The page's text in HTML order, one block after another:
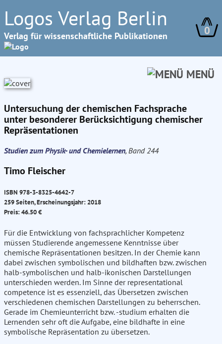
Logos Verlag Berlin
Verlag für wissenschaftliche Publikationen 0
MENÜ
Untersuchung der chemischen Fachsprache
unter besonderer Berücksichtigung chemischer
Repräsentationen
Studien zum Physik- und Chemielernen, Band 244
Timo Fleischer
ISBN 978-3-8325-4642-7
259 Seiten, Erscheinungsjahr: 2018
Preis: 46.50 €
Für die Entwicklung von fachsprachlicher Kompetenz
müssen Studierende angemessene Kenntnisse über
chemische Repräsentationen besitzen. In der Chemie kann
dabei zwischen symbolischen und bildhaften bzw. zwischen
halb-symbolischen und halb-ikonischen Darstellungen
unterschieden werden. Im Sinne der representational
competence ist es essenziell, das Übersetzen zwischen
verschiedenen chemischen Darstellungen zu beherrschen.
Gerade im Chemieunterricht bzw. -studium erhalten die
Lernenden sehr oft die Aufgabe, eine bildhafte in eine
symbolische Repräsentation zu übersetzen.